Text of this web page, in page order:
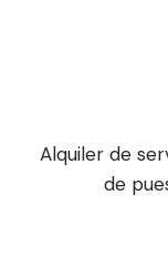
Alquiler de
de